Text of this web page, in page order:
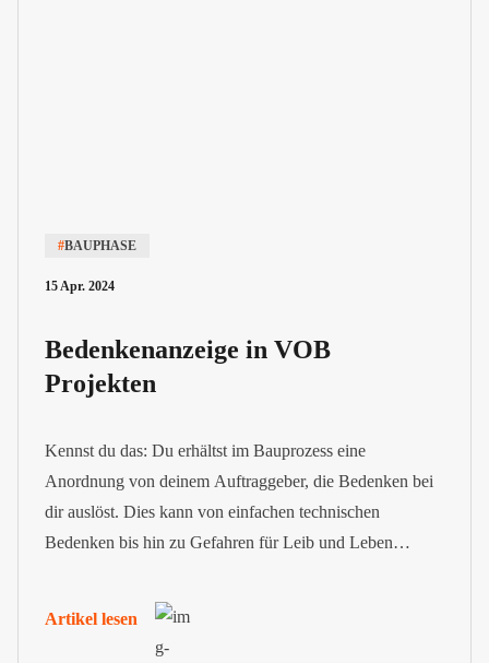
#BAUPHASE
15 Apr. 2024
Bedenkenanzeige in VOB
Projekten
Kennst du das: Du erhältst im Bauprozess eine
Anordnung von deinem Auftraggeber, die Bedenken bei
dir auslöst. Dies kann von einfachen technischen
Bedenken bis hin zu Gefahren für Leib und Leben
kannst du in Form einer Bedenkenanzeige nach VOB im
Artikel lesen